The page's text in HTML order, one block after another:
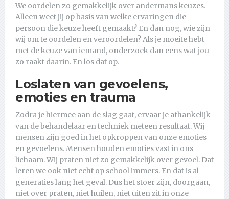
We oordelen zo gemakkelijk over andermans keuzes.
Alleen weet jij op basis van welke ervaringen die
persoon die keuze heeft gemaakt? En dan nog, wie zijn
wij om te oordelen en veroordelen? Als je moeite hebt
met de keuze van iemand, onderzoek dan eens wat jou
zo raakt daarin. En los dat op.
Loslaten van gevoelens,
emoties en trauma
Zodra je hiermee aan de slag gaat, ervaar je afhankelijk
van de behandelaar en techniek meteen resultaat. Wij
mensen zijn goed in het opkroppen van onze emoties
en gevoelens. Mensen houden emoties vast in ons
lichaam. Wij praten niet zo gemakkelijk over gevoel. Dat
leren we ook niet echt op school immers. En dat is al
generaties lang het geval. Dus het stoer zijn, doorgaan,
niet over praten, niet huilen, niet uiten zit in onze